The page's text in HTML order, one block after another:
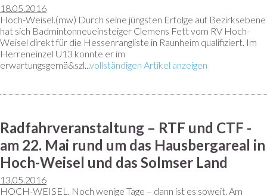
18.05.2016
Hoch-Weisel.(mw) Durch seine jüngsten Erfolge auf Bezirksebene
hat sich Badmintonneueinsteiger Clemens Fett vom RV Hoch-
Weisel direkt für die Hessenrangliste in Raunheim qualifiziert. Im
Herreneinzel U13 konnte er im
erwartungsgemä&szl...vollständigen Artikel anzeigen
Radfahrveranstaltung – RTF und CTF -
am 22. Mai rund um das Hausbergareal in
Hoch-Weisel und das Solmser Land
13.05.2016
HOCH-WEISEL. Noch wenige Tage – dann ist es soweit. Am